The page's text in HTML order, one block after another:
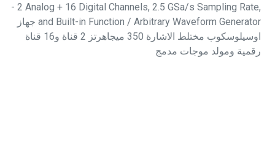
- 2 Analog + 16 Digital Channels, 2.5 GSa/s Sampling Rate,
and Built-in Function / Arbitrary Waveform Generator جهاز
اوسيلوسكوب مختلط الاشارة 350 ميجاهرتز 2 قناة و16 قناة
رقمية ومولد موجات مدمج